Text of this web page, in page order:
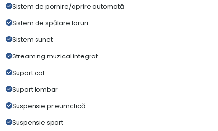
Sistem de pornire/oprire automată
Sistem de spălare faruri
Sistem sunet
Streaming muzical integrat
Suport cot
Suport lombar
Suspensie pneumatică
Suspensie sport